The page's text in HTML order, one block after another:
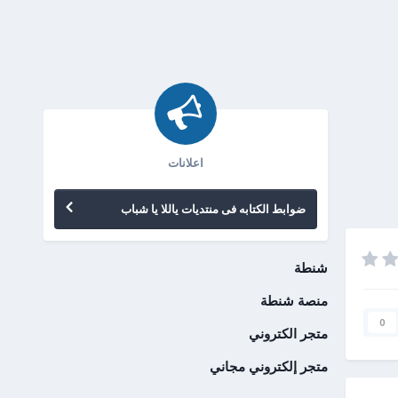
0
اعلانات
ضوابط الكتابه فى منتديات ياللا يا شباب
شنطة
منصة شنطة
متجر الكتروني
متجر إلكتروني مجاني